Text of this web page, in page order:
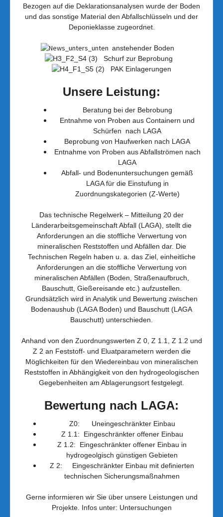
Bezogen auf die Deklarationsanalysen wurde der Boden
und das sonstige Material den Abfallschlüsseln und der
Deponieklasse zugeordnet.
anstehender Boden
Schurf zur Beprobung
PAK Einlagerungen
Unsere Leistung:
Beratung bei der Bebrobung
Entnahme von Proben aus Containern und
Schürfen nach LAGA
Beprobung von Haufwerken nach LAGA
Entnahme von Proben aus Abfallströmen nach
LAGA
Abfall- und Bodenuntersuchungen gemäß
LAGA für die Einstufung in
Zuordnungskategorien (Z-Werte)
Das technische Regelwerk – Mitteilung 20 der
Länderarbeitsgemeinschaft Abfall (LAGA), stellt die
Anforderungen an die stoffliche Verwertung von
mineralischen Reststoffen und Abfällen dar. Die
Technischen Regeln haben u. a. das Ziel, einheitliche
Anforderungen an die stoffliche Verwertung von
mineralischen Abfällen (Boden, Straßenaufbruch,
Bauschutt, Gießereisande etc.) aufzustellen.
Grundsätzlich wird in Analytik und Bewertung zwischen
Bodenaushub (LAGA Boden) und Bauschutt (LAGA
Bauschutt) unterschieden.
Anhand von den Zuordnungswerten Z 0, Z 1.1, Z 1.2 und
Z 2 an Feststoff- und Eluatparametern werden die
Möglichkeiten für den Wiedereinbau von mineralischen
Reststoffen in Abhängigkeit von den hydrogeologischen
Gegebenheiten am Ablagerungsort festgelegt.
Bewertung nach LAGA:
Z0:
Uneingeschränkter Einbau
Z 1.1: Eingeschränkter offener Einbau
Z 1.2: Eingeschränkter offener Einbau in
hydrogeolgisch günstigen Gebieten
Z 2: Eingeschränkter Einbau mit definierten
technischen Sicherungsmaßnahmen
Gerne informieren wir Sie über unsere Leistungen und
Projekte. Infos unter: Untersuchungen